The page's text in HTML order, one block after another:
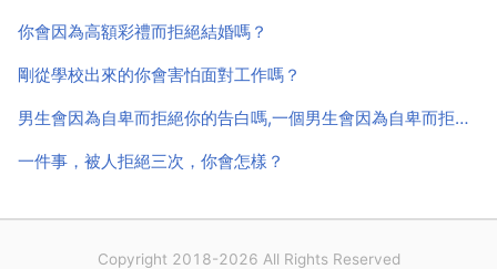
你會因為高額彩禮而拒絕結婚嗎？
剛從學校出來的你會害怕面對工作嗎？
男生會因為自卑而拒絕你的告白嗎,一個男生會因為自卑而拒絕你的告白嗎？
一件事，被人拒絕三次，你會怎樣？
Copyright 2018-2026 All Rights Reserved